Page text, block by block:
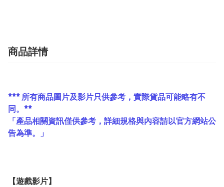
商品詳情
*** 所有商品圖片及影片只供參考，實際貨品可能略有不
同。**
「產品相關資訊僅供參考，詳細規格與內容請以官方網站公
告為準。」
【遊戲影片】